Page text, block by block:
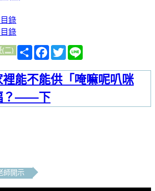
錄
錄
(二)
分
享
Facebook
Twitter
能不能供「唵嘛呢叭咪
？——下
師開示